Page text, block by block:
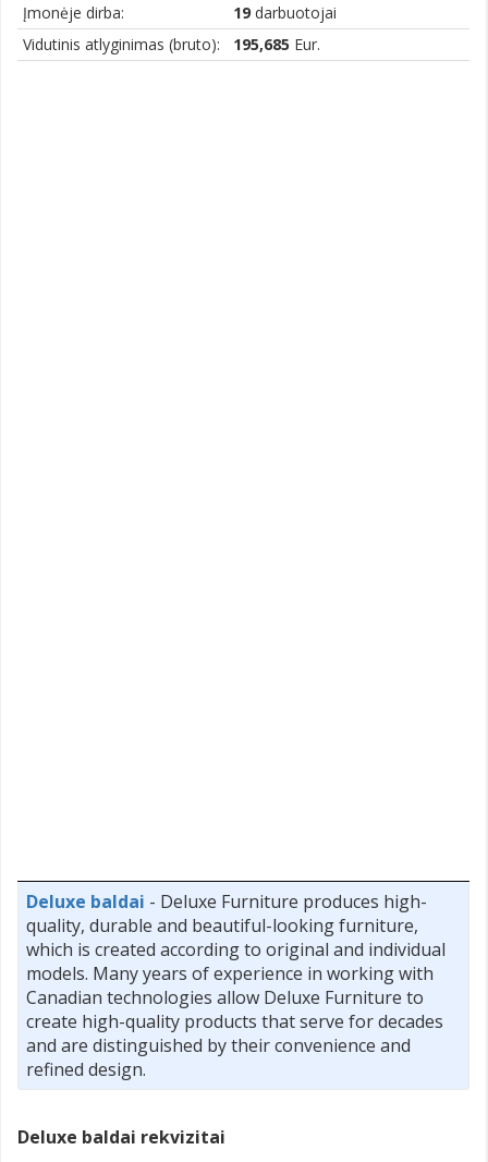
Įmonėje dirba:
19 darbuotojai
Vidutinis atlyginimas (bruto):
195,685 Eur.
Deluxe baldai - Deluxe Furniture produces high-
quality, durable and beautiful-looking furniture,
which is created according to original and individual
models. Many years of experience in working with
Canadian technologies allow Deluxe Furniture to
create high-quality products that serve for decades
and are distinguished by their convenience and
refined design.
Deluxe baldai rekvizitai